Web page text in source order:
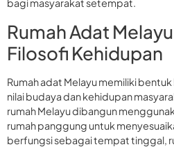
bagi masyarakat setempat.
Rumah Adat
Filosofi Kehidupan
Rumah adat Melayu memiliki
nilai budaya dan kehidupan
rumah Melayu dibangun
rumah panggung untuk
berfungsi sebagai tempat tinggal,